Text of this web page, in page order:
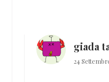
giada
24